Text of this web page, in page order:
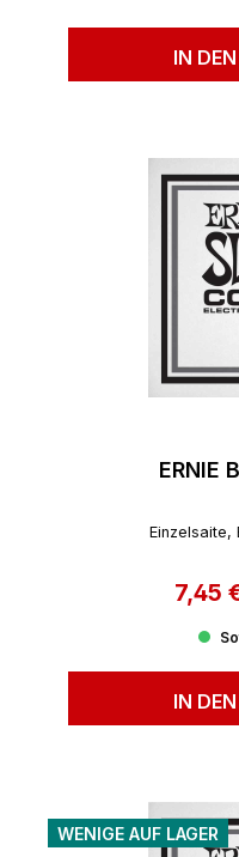
IN
ERNIE
Einzelsaite,
7,45
IN
WENIGE AUF LAGER